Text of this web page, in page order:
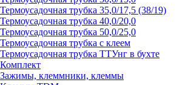
Термоусадочная трубка 35,0/17,5 (38/19)
Термоусадочная трубка 40,0/20,0
Термоусадочная трубка 50,0/25,0
Термоусадочная трубка с клеем
Термоусадочная трубка ТТУнг в бухте
Комплект
Зажимы, клеммники, клеммы